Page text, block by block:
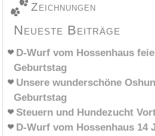
Zeichnungen
Neueste Beiträge
D-Wurf vom Hossenhaus
Geburtstag
Unsere wunderschöne
Geburtstag
Steuern und Hundezucht
D-Wurf vom Hossenhaus 14